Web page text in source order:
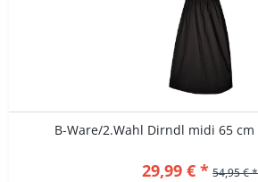
B-Ware/2.Wahl Dirndl midi 65
29,99 € * 54,95 € *